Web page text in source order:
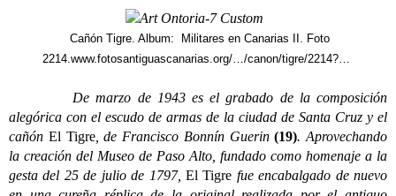
Cañón Tigre. Album: Militares en Canarias II. Foto
2214.www.fotosantiguascanarias.org/…/canon/tigre/2214?…
De marzo de 1943 es el grabado de la composición
alegórica con el escudo de armas de la ciudad de Santa Cruz y el
cañón El Tigre, de Francisco Bonnín Guerin(19). Aprovechando
la creación del Museo de Paso Alto, fundado como homenaje a la
gesta del 25 de julio de 1797, El Tigre fue encabalgado de nuevo